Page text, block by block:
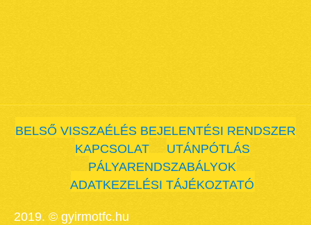
BELSŐ VISSZAÉLÉS BEJELENTÉSI RENDSZER
KAPCSOLAT
UTÁNPÓTLÁS
PÁLYARENDSZABÁLYOK
ADATKEZELÉSI TÁJÉKOZTATÓ
2019. © gyirmotfc.hu